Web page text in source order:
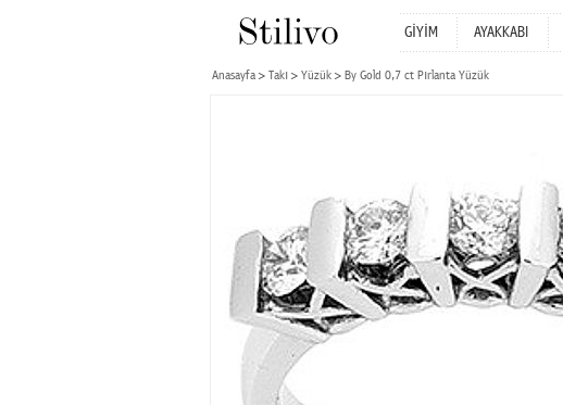
GİYİM AYAKKABI
Anasayfa Takı Yüzük By Gold 0,7 ct Pırlanta Yüzük